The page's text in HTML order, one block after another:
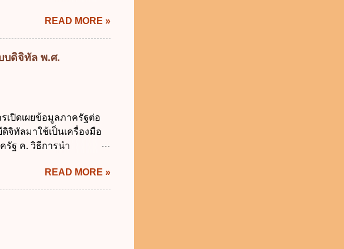
ม่เกินร้อยละ 5 ข. ไม่เกิน
ฎหมายว่าด้วยวินัยการเงิน
ก็บภาษีอากรหรือค่า
ใช้จ่ายตามวัตถุประสงค์
ท้องถิ่น ค. มีเหตุจำเป็น
รีเห็นชอบแล้วไปใช้
ดเก็บหรือหารายได้ ข.
การก่...
READ MORE »
บดิจิทัล พ.ศ.
เปิดเผยข้อมูลภาครัฐต่อ
จิทัลมาใช้เป็นเครื่องมือ
รัฐ ค. วิธีการนำ
ทำบริการสาธารณะผ่าน
ห้มีการใช้ระบบดิจิทัล
นดิจิทัลที่จำเป็นให้เป็นไป
ง. เพิ่มประสิทธิภาคใน
าหมาย ข้อ 3 ข้อใดกล่าว
READ MORE »